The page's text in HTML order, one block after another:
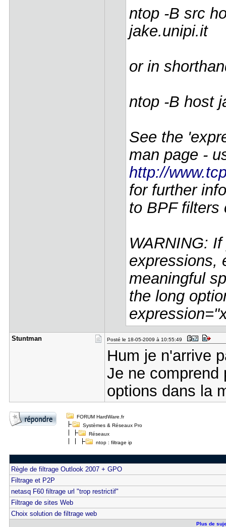
ntop -B src
jake.unipi.it
or in
ntop -B host
See the
man page -
http://
for further
to BPF filters
WARNING:
expressions,
meaningful
the long
Stuntman Posté le 18-05-2009 à 10:55:49
Hum je n'arrive
Je ne comprend
options dans la
FORUM HardWare.fr
Systèmes & Réseaux Pro
Réseaux
ntop : filtrage ip
Règle de filtrage Outlook 2007 + GPO
Filtrage et P2P
netasq F60 filtrage url "trop restrictif"
Filtrage de sites Web
Choix solution de filtrage web
Plus de